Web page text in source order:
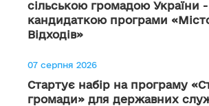
сільською громадою України -
кандидаткою програми
Відходів»
07 серпня 2026
Стартує набір на програму
громади» для державних